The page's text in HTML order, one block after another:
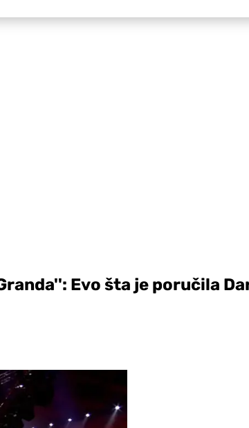
Evo šta je poručila